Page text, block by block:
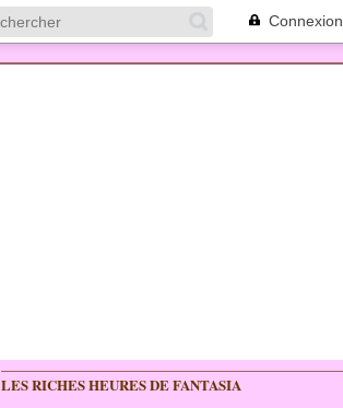
Connexion
LES RICHES HEURES DE FANTASIA